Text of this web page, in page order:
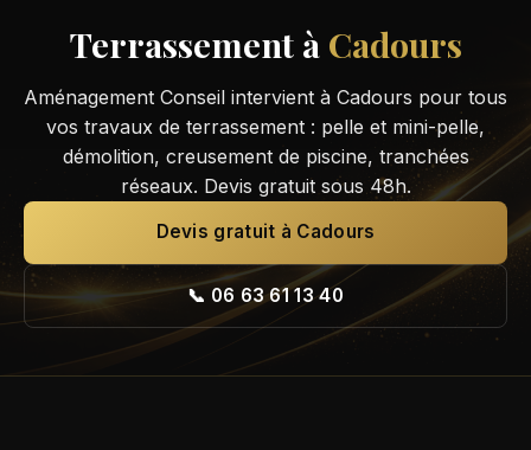
Terrassement à Cadours
Aménagement Conseil intervient à Cadours pour tous
vos travaux de terrassement : pelle et mini-pelle,
démolition, creusement de piscine, tranchées
réseaux. Devis gratuit sous 48h.
Devis gratuit à Cadours
📞 06 63 61 13 40